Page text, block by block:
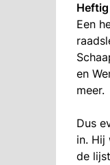
Een
en
meer.
Dus
in. Hij
de